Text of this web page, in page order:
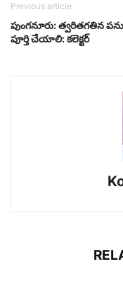
Previous article
పుంగనూరు: త్వరితగతిన
పూర్తి చేయాలి: కలెక్టర్